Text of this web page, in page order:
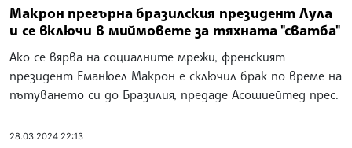
Макрон прегърна бразилския президент Лула
и се включи в миймовете за тяхната "сватба"
Ако се вярва на социалните мрежи, френският
президент Еманюел Макрон е сключил брак по време на
пътуването си до Бразилия, предаде Асошиейтед прес.
28.03.2024 22:13